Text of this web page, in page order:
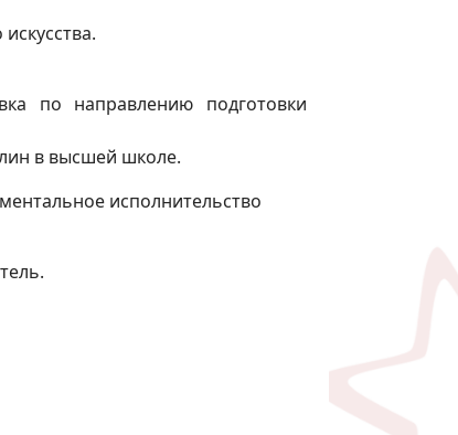
по направлению подготовки
в высшей школе.
исполнительство